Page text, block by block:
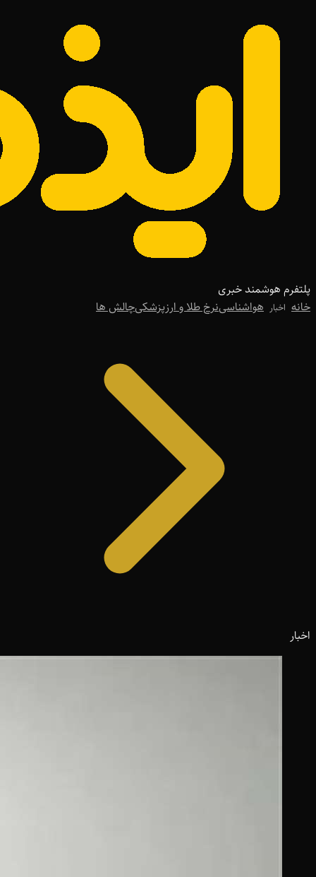
پلتفرم هوشمند خبری
خانه اخبار هواشناسینرخ طلا و ارزپزشکیچالش ها
اخبار